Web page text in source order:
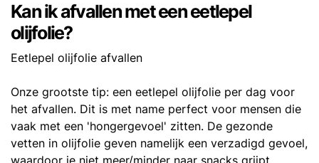
Kan ik afvallen met een eetlepel
olijfolie?
Eetlepel olijfolie afvallen
Onze grootste tip: een eetlepel olijfolie per dag voor
het afvallen. Dit is met name perfect voor mensen die
vaak met een 'hongergevoel' zitten. De gezonde
vetten in olijfolie geven namelijk een verzadigd gevoel,